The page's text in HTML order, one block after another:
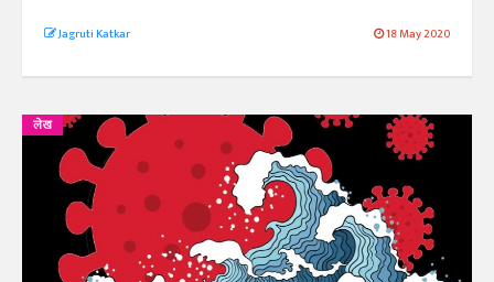
Jagruti Katkar 18 May 2020
लेख